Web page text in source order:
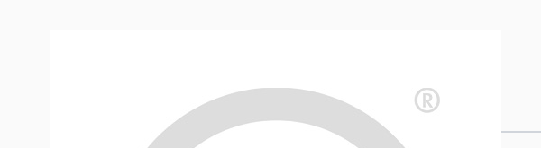
Produktinformation